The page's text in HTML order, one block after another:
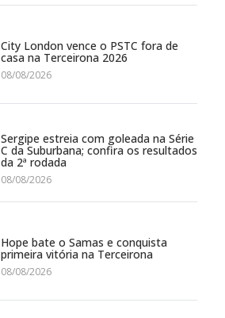
City London vence o PSTC fora de
casa na Terceirona 2026
08/08/2026
Sergipe estreia com goleada na Série
C da Suburbana; confira os resultados
da 2ª rodada
08/08/2026
Hope bate o Samas e conquista
primeira vitória na Terceirona
08/08/2026